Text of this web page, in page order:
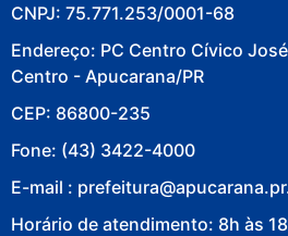
CNPJ: 75.771.253/0001-68
Endereço: PC Centro Cívico
Centro - Apucarana/PR
CEP: 86800-235
Fone: (43) 3422-4000
E-mail :
Horário de atendimento: 8h às